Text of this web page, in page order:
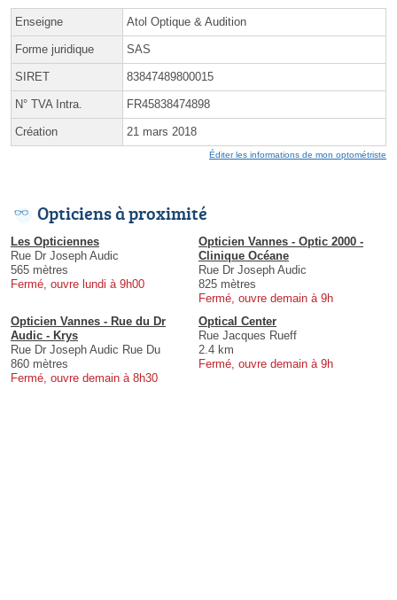
Enseigne Atol Optique & Audition
Forme juridique SAS
SIRET 83847489800015
N° TVA Intra. FR45838474898
Création 21 mars 2018
Éditer les informations de mon optométriste
Opticiens à proximité
Les Opticiennes
Rue Dr Joseph Audic
565 mètres
Fermé, ouvre lundi à 9h00
Opticien Vannes - Optic 2000 -
Clinique Océane
Rue Dr Joseph Audic
825 mètres
Fermé, ouvre demain à 9h
Opticien Vannes - Rue du Dr
Audic - Krys
Rue Dr Joseph Audic Rue Du
860 mètres
Fermé, ouvre demain à 8h30
Optical Center
Rue Jacques Rueff
2.4 km
Fermé, ouvre demain à 9h